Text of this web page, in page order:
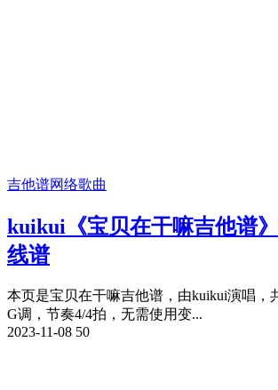
吉他谱网络歌曲
kuikui《宝贝在干嘛吉他谱
线谱
本页是宝贝在干嘛吉他谱，由kuikui演唱，
G调，节奏4/4拍，无需使用变...
2023-11-08 50